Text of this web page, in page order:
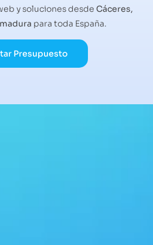
y soluciones desde Cáceres,
para toda España.
Presupuesto